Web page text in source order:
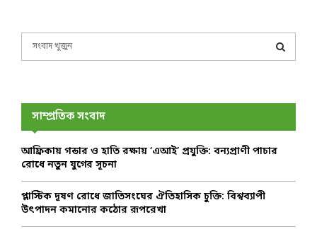
f
r
E
A
সাম্প্রতিক সংবাদ
আফ্রিকায় গন্ডার ও হাতি রক্ষায় ‘এআই’ প্রযুক্তি: বন্যপ্রাণী পাচার
রোধে নতুন যুগের সূচনা
প্লাস্টিক দূষণ রোধে জাতিসংঘের ঐতিহাসিক চুক্তি: বিশ্বব্যাপী
উৎপাদন কমানোর কঠোর রূপরেখা